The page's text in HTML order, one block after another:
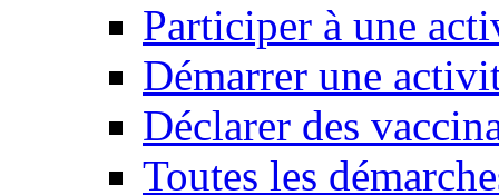
Participer à une
Démarrer une
Déclarer des
Toutes les